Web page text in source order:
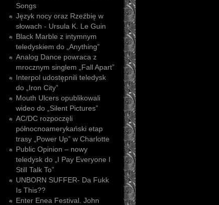
Songs
Język nocy oraz Rzeźbię w
słowach - Ursula K. Le Guin
Black Marble z intymnym
teledyskiem do „Anything”
Analog Dance powraca z
mrocznym singlem „Fall Apart”
Interpol udostępnili teledysk
do „Iron City”
Mouth Ulcers opublikowali
wideo do „Silent Pictures”
AC/DC rozpoczęli
północnoamerykański etap
trasy „Power Up” w Charlotte
Public Opinion – nowy
teledysk do „I Pay Everyone I
Still Talk To”
UNBORN SUFFER- Da Fukk
Is This??
Enter Enea Festival. John